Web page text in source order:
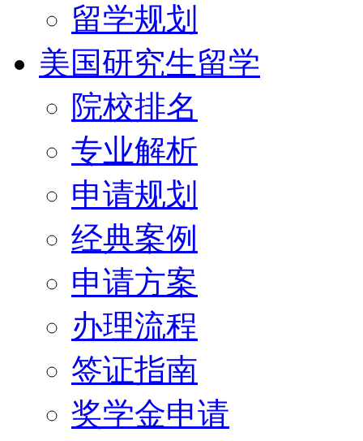
留学规划
美国研究生留学
院校排名
专业解析
申请规划
经典案例
申请方案
办理流程
签证指南
奖学金申请